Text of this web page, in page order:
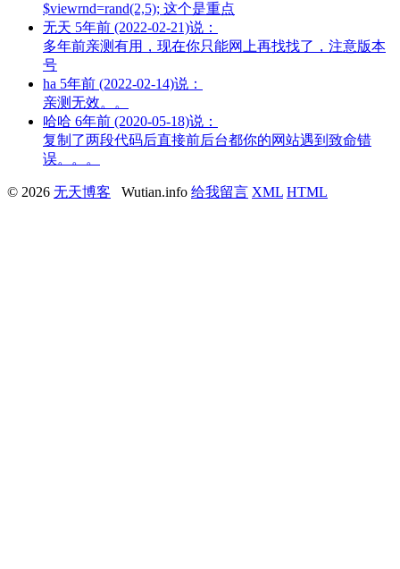
$viewrnd=rand(2,5); 这个是重点
无天 5年前 (2022-02-21)说：
多年前亲测有用，现在你只能网上再找找了，注意版本
号
ha 5年前 (2022-02-14)说：
亲测无效。。
哈哈 6年前 (2020-05-18)说：
复制了两段代码后直接前后台都你的网站遇到致命错
误。。。
© 2026 无天博客 Wutian.info 给我留言 XML HTML